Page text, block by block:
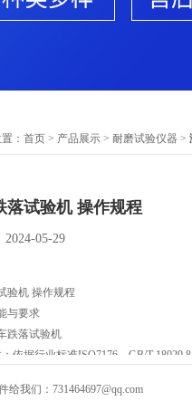
： 首页 > 产品展示 > 耐磨试验仪器 >
落试验机 操作规程
2024-05-29
验机 操作规程
与要求
跌落试验机
依据行业标准ISO7176、GB/T
给我们：731464697@qq.com